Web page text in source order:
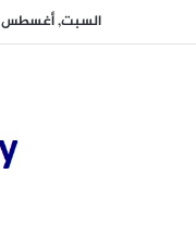
السبت, أغسطس 8 2026